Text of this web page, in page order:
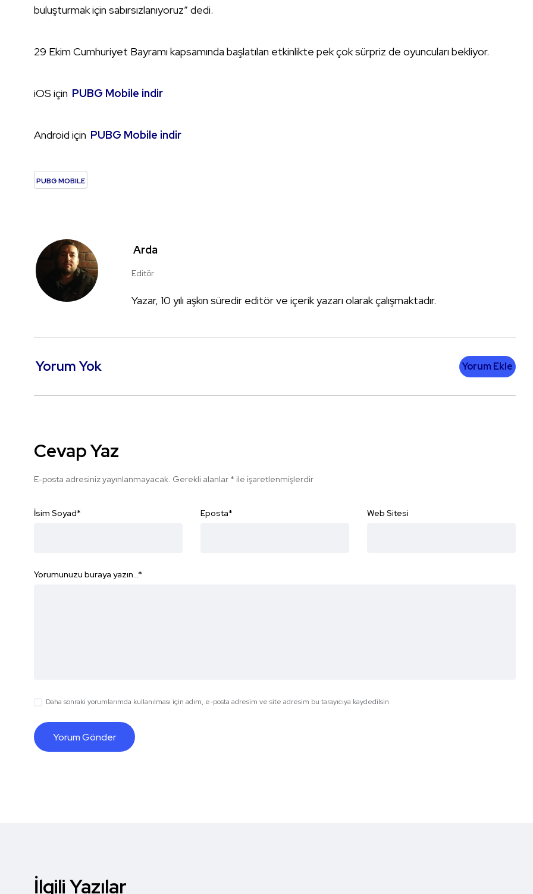
buluşturmak için sabırsızlanıyoruz” dedi.
29 Ekim Cumhuriyet Bayramı kapsamında başlatılan etkinlikte pek çok sürpriz de oyuncuları bekliyor.
iOS için PUBG Mobile indir
Android için PUBG Mobile indir
PUBG MOBILE
Arda
Editör
Yazar, 10 yılı aşkın süredir editör ve içerik yazarı olarak çalışmaktadır.
Yorum Yok Yorum Ekle
Cevap Yaz
E-posta adresiniz yayınlanmayacak. Gerekli alanlar * ile işaretlenmişlerdir
İsim Soyad* Eposta* Web Sitesi
Yorumunuzu buraya yazın...*
Daha sonraki yorumlarımda kullanılması için adım, e-posta adresim ve site adresim bu tarayıcıya kaydedilsin.
İlgili Yazılar